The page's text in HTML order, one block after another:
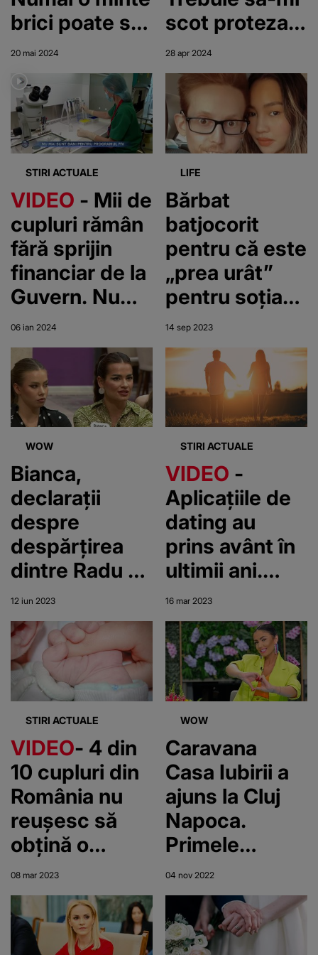
brici poate să
rezolve acest
test
20 mai 2024
scot proteza
când mănânc,
dar el încă mă
iubește".
Povestea unui
cuplu din SUA
care își
dorește un
copil cu o
mamă surogat
28 apr 2024
STIRI ACTUALE
VIDEO - Mii de
cupluri rămân
fără sprijin
financiar de la
Guvern. Nu
mai sunt bani
pentru
continuarea
Programului
Național de
Fertilizare In
Vitro
06 ian 2024
LIFE
Bărbat
batjocorit
pentru că este
„prea urât”
pentru soția
lui
atrăgătoare.
Răspunsul i-a
uimit pe toți
cei care nu
știau adevărul
14 sep 2023
WOW
Bianca,
declarații
despre
despărțirea
dintre Radu și
Cristina
12 iun 2023
STIRI ACTUALE
VIDEO -
Aplicațiile de
dating au
prins avânt în
ultimii ani.
Poveștile de
dragoste
încep pe
internet
16 mar 2023
STIRI ACTUALE
VIDEO- 4 din
10 cupluri din
România nu
reușesc să
obțină o
sarcină
08 mar 2023
WOW
Caravana
Casa Iubirii a
ajuns la Cluj
Napoca.
Primele
impresii ale
Andreei
Mantea
04 nov 2022